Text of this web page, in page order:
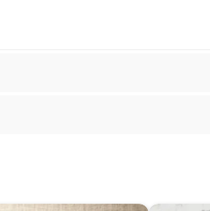
diferentes, otras con